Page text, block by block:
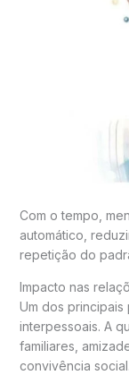
Com o tempo,
automático,
repetição do
Impacto nas
Um dos principais
interpessoais. A
familiares,
convivência social.